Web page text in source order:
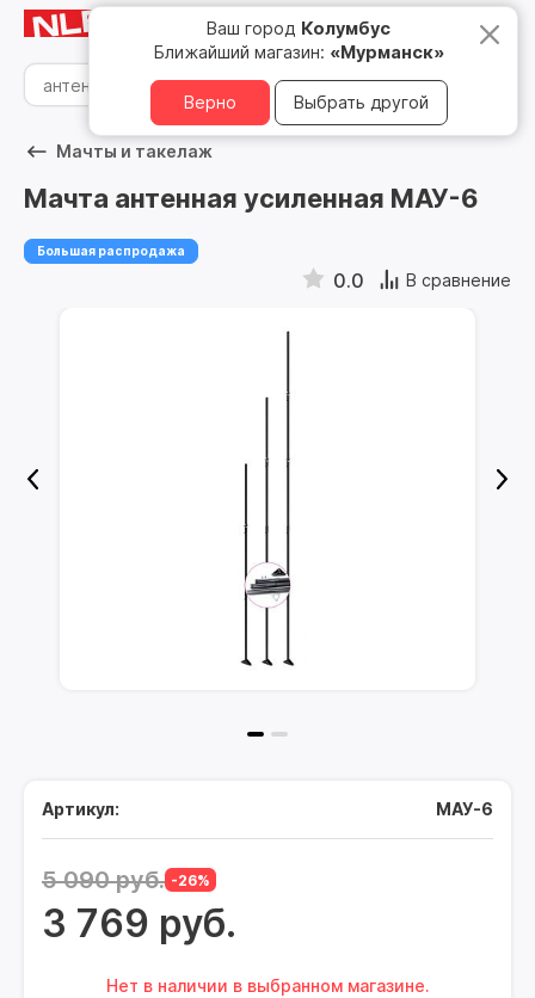
Мурманск
Ваш город Колумбус
Ближайший магазин: «Мурманск»
Верно Выбрать другой
8 800 500 05 15
Мачты и такелаж
Мачта антенная усиленная МАУ-6
Большая распродажа
0.0 В сравнение
Артикул: МАУ-6
5 090 руб. -26%
3 769 руб.
Нет в наличии в выбранном магазине.